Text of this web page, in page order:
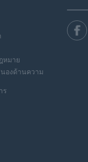
หมาย
องด้านความ
ร